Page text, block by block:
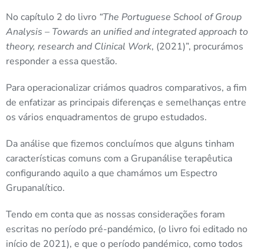
No capítulo 2 do livro “The Portuguese School of Group
Analysis – Towards an unified and integrated approach to
theory, research and Clinical Work, (2021)”, procurámos
responder a essa questão.
Para operacionalizar criámos quadros comparativos, a fim
de enfatizar as principais diferenças e semelhanças entre
os vários enquadramentos de grupo estudados.
Da análise que fizemos concluímos que alguns tinham
características comuns com a Grupanálise terapêutica
configurando aquilo a que chamámos um Espectro
Grupanalítico.
Tendo em conta que as nossas considerações foram
escritas no período pré-pandémico, (o livro foi editado no
início de 2021), e que o período pandémico, como todos